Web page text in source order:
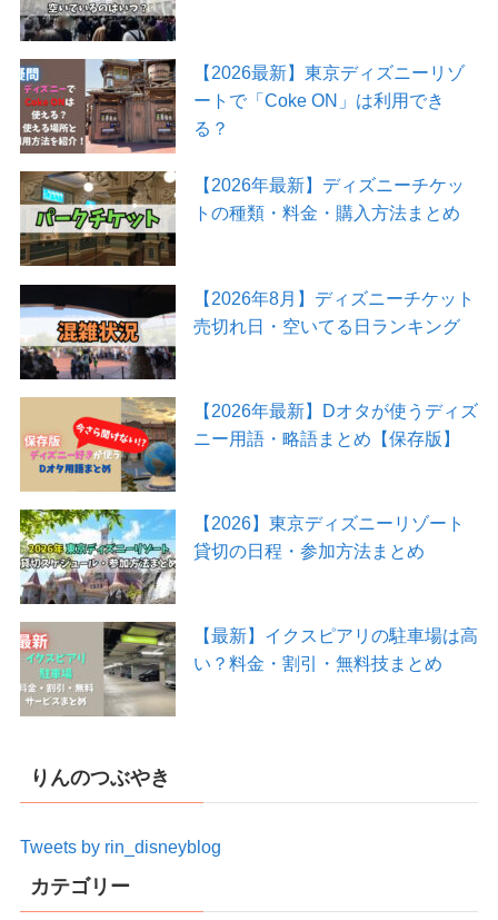
【2026最新】東京ディズニーリゾ
ートで「Coke ON」は利用でき
る？
【2026年最新】ディズニーチケッ
トの種類・料金・購入方法まとめ
【2026年8月】ディズニーチケット
売切れ日・空いてる日ランキング
【2026年最新】Dオタが使うディズ
ニー用語・略語まとめ【保存版】
【2026】東京ディズニーリゾート
貸切の日程・参加方法まとめ
【最新】イクスピアリの駐車場は高
い？料金・割引・無料技まとめ
りんのつぶやき
Tweets by rin_disneyblog
カテゴリー